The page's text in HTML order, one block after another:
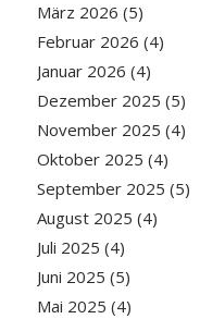
März 2026 (5)
Februar 2026 (4)
Januar 2026 (4)
Dezember 2025 (5)
November 2025 (4)
Oktober 2025 (4)
September 2025 (5)
August 2025 (4)
Juli 2025 (4)
Juni 2025 (5)
Mai 2025 (4)